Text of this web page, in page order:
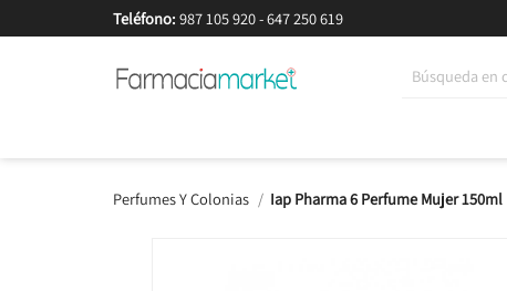
Teléfono: 987 105 920-647 250 619
Perfumes Y Colonias Iap Pharma 6 Perfume Mujer 150ml